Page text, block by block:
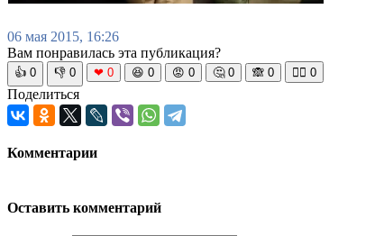
06 мая 2015, 16:26
Вам понравилась эта публикация?
👍 0 👎 0 ❤ 0 😆 0 😡 0 🤔 0 🙈 0 🧘‍♀️ 0
Поделиться
Комментарии
Оставить комментарий